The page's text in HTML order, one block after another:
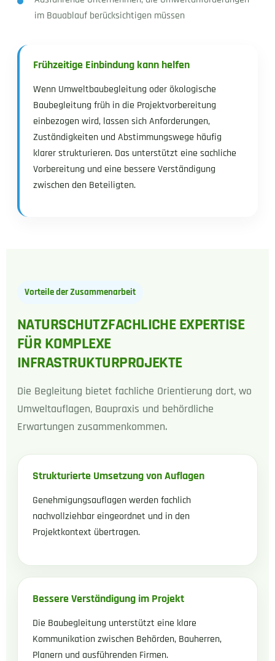
im Bauablauf berücksichtigen müssen
Frühzeitige Einbindung kann helfen
Wenn Umweltbaubegleitung oder ökologische
Baubegleitung früh in die Projektvorbereitung
einbezogen wird, lassen sich Anforderungen,
Zuständigkeiten und Abstimmungswege häufig
klarer strukturieren. Das unterstützt eine sachliche
Vorbereitung und eine bessere Verständigung
zwischen den Beteiligten.
Vorteile der Zusammenarbeit
NATURSCHUTZFACHLICHE EXPERTISE
FÜR KOMPLEXE
INFRASTRUKTURPROJEKTE
Die Begleitung bietet fachliche Orientierung dort, wo
Umweltauflagen, Baupraxis und behördliche
Erwartungen zusammenkommen.
Strukturierte Umsetzung von Auflagen
Genehmigungsauflagen werden fachlich
nachvollziehbar eingeordnet und in den
Projektkontext übertragen.
Bessere Verständigung im Projekt
Die Baubegleitung unterstützt eine klare
Kommunikation zwischen Behörden, Bauherren,
Planern und ausführenden Firmen.